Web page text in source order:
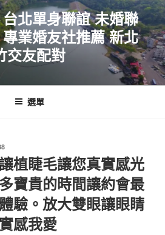
北單身聯誼 未婚聯
業婚友社推薦 新北
交友配對
選單
植睫毛讓您真實感光
寶貴的時間讓約會最
驗。放大雙眼讓眼睛
感我愛